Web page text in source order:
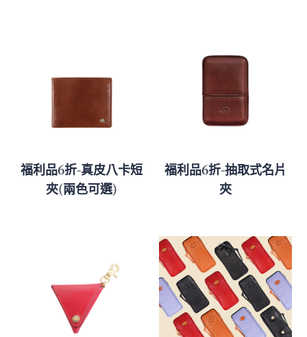
福利品6折-真皮八卡短
夾(兩色可選)
福利品6折-抽取式名片
夾